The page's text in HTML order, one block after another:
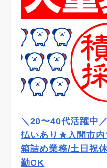
＼20〜40代活躍中
払いあり★入間市内
箱詰め業務/土日祝
勤OK